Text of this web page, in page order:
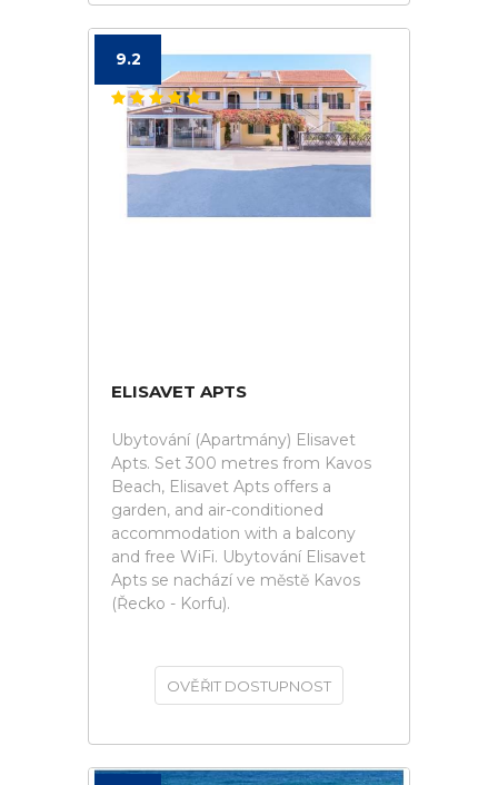
9.2
ELISAVET APTS
Ubytování (Apartmány) Elisavet
Apts. Set 300 metres from Kavos
Beach, Elisavet Apts offers a
garden, and air-conditioned
accommodation with a balcony
and free WiFi. Ubytování Elisavet
Apts se nachází ve městě Kavos
(Řecko - Korfu).
OVĚŘIT DOSTUPNOST